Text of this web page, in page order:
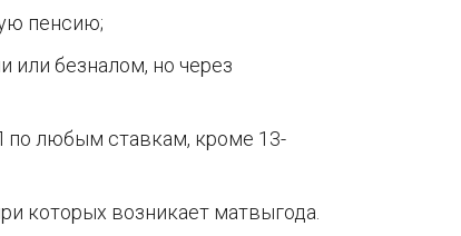
пенсию;
или безналом, но через
любым ставкам, кроме 13-
которых возникает матвыгода.